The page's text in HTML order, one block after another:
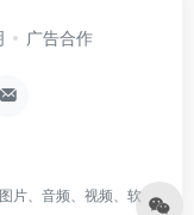
广告合作
片、音频、视频、软